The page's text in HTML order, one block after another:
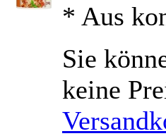
* Aus
Sie
keine